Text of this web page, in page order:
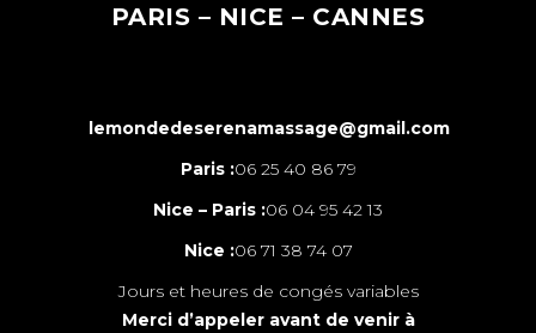
PARIS – NICE – CANNES
lemondedeserenamassage@gmail.com
Paris :06 25 40 86 79
Nice – Paris :06 04 95 42 13
Nice :06 71 38 74 07
Jours et heures de congés variables
Merci d’appeler avant de venir à